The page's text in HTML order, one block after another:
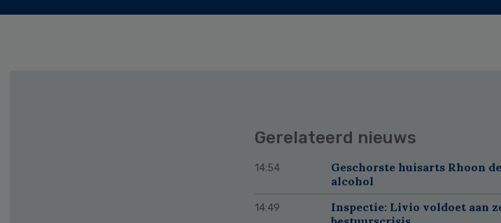
Gerelateerd nieuws
14:54
Geschorste huisarts Rhoon
alcohol
14:49
Inspectie: Livio voldoet aan